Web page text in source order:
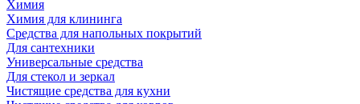
Химия
Химия для клининга
Средства для напольных покрытий
Для сантехники
Универсальные средства
Для стекол и зеркал
Чистящие средства для кухни